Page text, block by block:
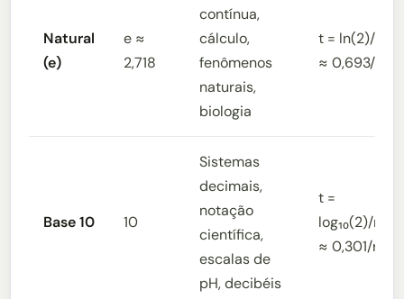
Natural
(e)
e ≈
2,718
contínua,
cálculo,
fenômenos
naturais,
biologia
t = ln(2)/r
≈ 0,693/r
Base 10 10
Sistemas
decimais,
notação
científica,
escalas de
pH, decibéis
t =
log₁₀(2)/r
≈ 0,301/r